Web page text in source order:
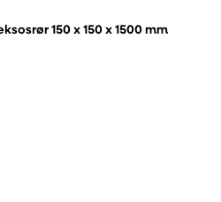
150 x 150 x 1500 mm